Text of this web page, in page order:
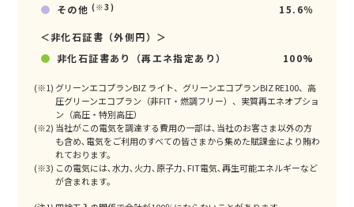
● その他 (※3) 15.6％
＜非化石証書（外側円）＞
● 非化石証書あり（再エネ指定あり） 100%
グリーンエコプランBIZ ライト、グリーンエコプランBIZ RE100、高
圧グリーンエコプラン（非FIT・燃調フリー）、実質再エネオプショ
ン（高圧・特別高圧）
当社がこの電気を調達する費用の一部は､当社のお客さま以外の方
も含め､電気をご利用のすべての皆さまから集めた賦課金により賄わ
れております。
この電気には､水力､火力､原子力､FIT電気､再生可能エネルギーなど
が含まれます。